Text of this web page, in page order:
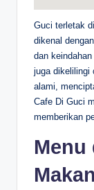
Guci terletak
dikenal
dan
juga dikelilingi
alami,
Cafe Di Guci
memberikan
Menu